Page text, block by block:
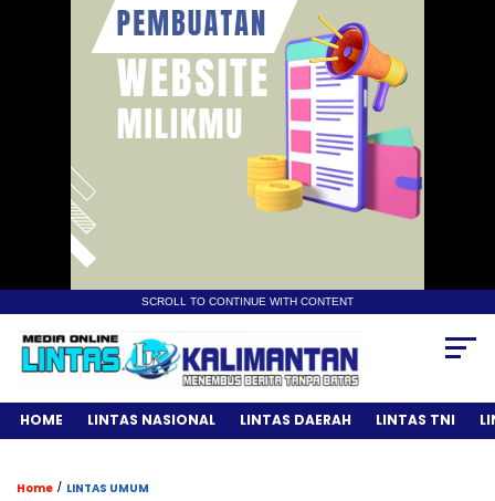
SCROLL TO CONTINUE WITH CONTENT
HOME LINTAS NASIONAL LINTAS DAERAH LINTAS TNI
Home / LINTAS UMUM